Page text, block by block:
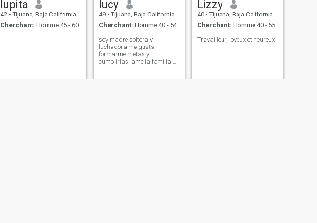
lupita
42 • Tijuana, Baja California, Mexique
Cherchant: Homme 45 - 60
lucy
49 • Tijuana, Baja California, Mexique
Cherchant: Homme 40 - 54
soy madre soltera y
luchadora me gusta
formarme metas y
cumplirlas, amo la familia y
Lizzy
40 • Tijuana, Baja California, Mexique
Cherchant: Homme 40 - 55
Travailleur, joyeux et heureux